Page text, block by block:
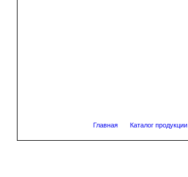
Главная Каталог продукции